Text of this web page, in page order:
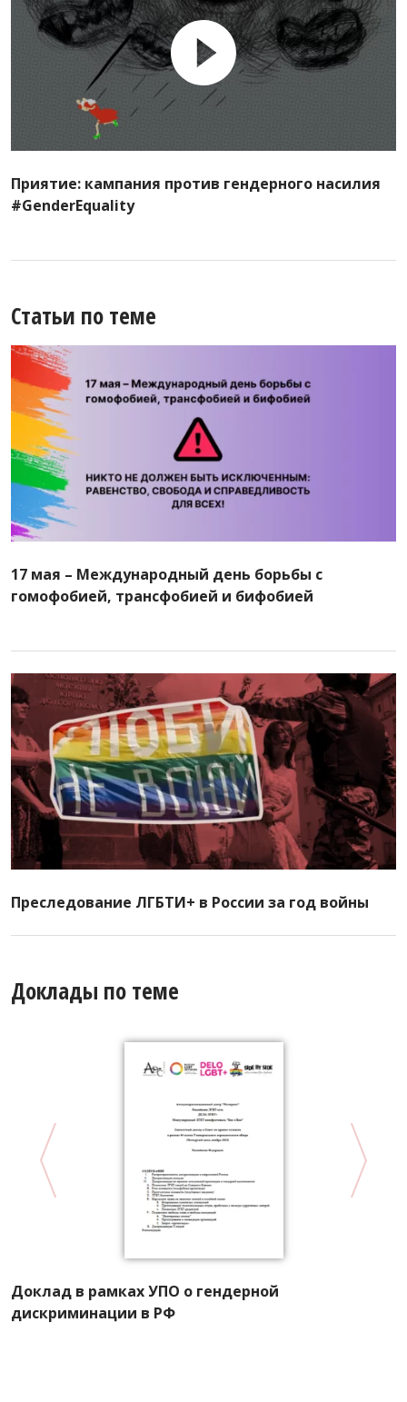
Приятие: кампания против гендерного насилия
#GenderEquality
Статьи по теме
17 мая – Международный день борьбы с
гомофобией, трансфобией и бифобией
Преследование ЛГБТИ+ в России за год войны
Доклады по теме
Доклад в рамках УПО о гендерной
дискриминации в РФ